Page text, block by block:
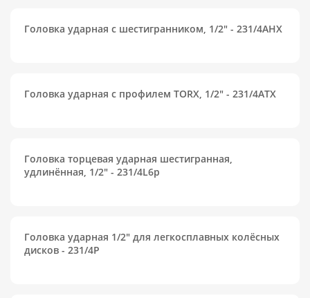
Головка ударная с шестигранником, 1/2" - 231/4AHX
Головка ударная с профилем TORX, 1/2" - 231/4ATX
Головка торцевая ударная шестигранная,
удлинённая, 1/2" - 231/4L6p
Головка ударная 1/2" для легкосплавных колёсных
дисков - 231/4P